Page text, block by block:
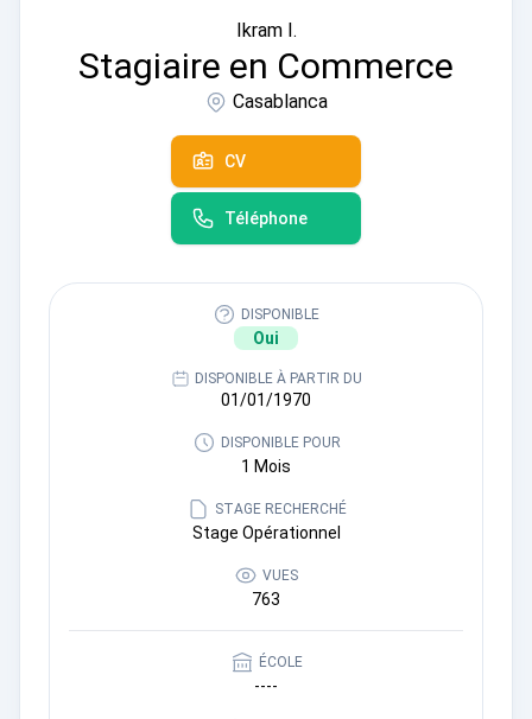
Ikram I.
Stagiaire en Commerce
Casablanca
CV
Téléphone
DISPONIBLE
Oui
DISPONIBLE À PARTIR DU
01/01/1970
DISPONIBLE POUR
1 Mois
STAGE RECHERCHÉ
Stage Opérationnel
VUES
763
ÉCOLE
----